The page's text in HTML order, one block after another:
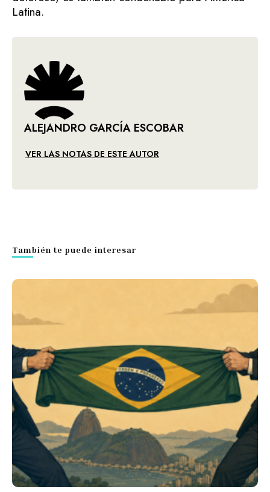
Latina.
ALEJANDRO GARCÍA ESCOBAR
VER LAS NOTAS DE ESTE AUTOR
También te puede interesar